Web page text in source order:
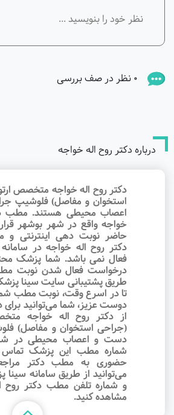
0 نظر در صف بررسی
درباره دکتر روح اله خواجه
دکتر روح اله خواجه متخصص
استخوان و مفاصل) فلوشیپ
اعصاب محیطی هستند. مطب
خواجه واقع در شهر بوشهر
حاضر نوبت‌ دهی اینترنتی و
دکتر روح اله خواجه در
فعال نمی باشد. شما پزشک
درخواست فعال شدن نوبت
طریق پشتیبانی سایت سینا
تا در اسرع وقت‌، نوبت مطب
دوست عزیز، شما می‌توانید
از دکتر روح اله خواجه
(جراحی استخوان و مفاصل)
دست و اعصاب محیطی در
شماره مطب این پزشک تماس
حضوری به مطب دکتر
می‌توانید از طریق سامانه
و شماره تلفن مطب دکتر روح
مشاهده کنید.